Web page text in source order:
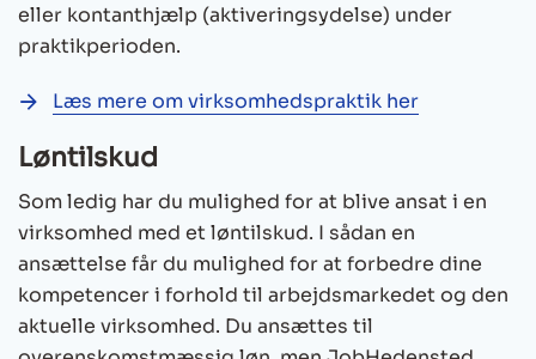
eller kontanthjælp (aktiveringsydelse) under
praktikperioden.
Læs mere om virksomhedspraktik her
Løntilskud
Som ledig har du mulighed for at blive ansat i en
virksomhed med et løntilskud. I sådan en
ansættelse får du mulighed for at forbedre dine
kompetencer i forhold til arbejdsmarkedet og den
aktuelle virksomhed. Du ansættes til